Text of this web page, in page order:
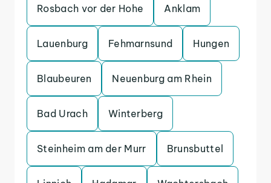
Rosbach vor der Hohe Anklam
Lauenburg Fehmarnsund Hungen
Blaubeuren Neuenburg am Rhein
Bad Urach Winterberg
Steinheim am der Murr Brunsbuttel